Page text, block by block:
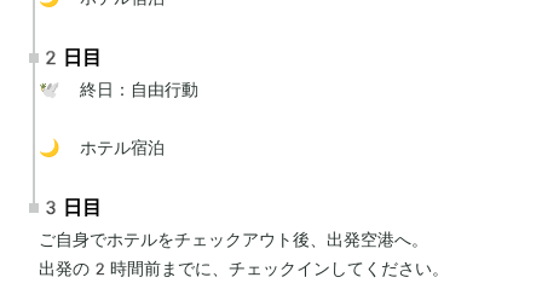
2日目
🕊 終日：自由行動
🌙 ホテル宿泊
3日目
ご自身でホテルをチェックアウト後、出発空港へ。
出発の2時間前までに、チェックインしてください。